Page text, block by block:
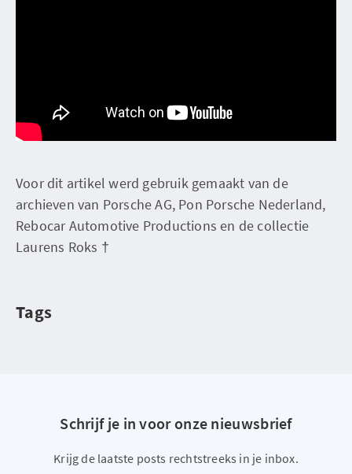
Voor dit artikel werd gebruik gemaakt van de
archieven van Porsche AG, Pon Porsche Nederland,
Rebocar Automotive Productions en de collectie
Laurens Roks †
Tags
Schrijf je in voor onze nieuwsbrief
Krijg de laatste posts rechtstreeks in je inbox.